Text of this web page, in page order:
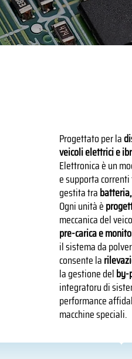
Progettato per la
veicoli elettrici e
Elettronica è un
e supporta
gestita tra
Ogni unità è
meccanica del
pre-carica e
il sistema da
consente la
la gestione delby-
integratoru di
performance
macchine speciali.